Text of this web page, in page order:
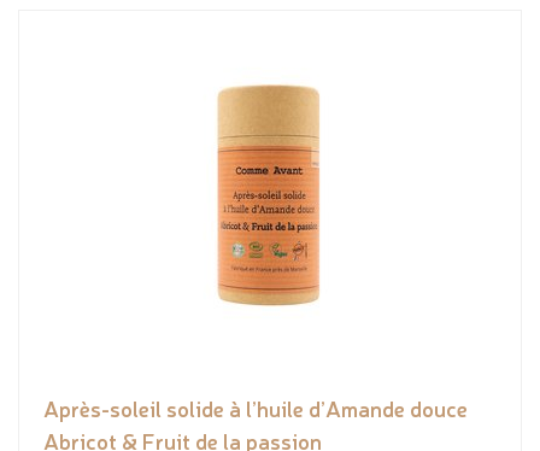
Après-soleil solide à l’huile d’Amande douce
Abricot & Fruit de la passion